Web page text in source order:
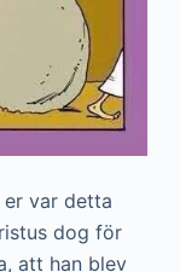
var detta
dog för
att han blev